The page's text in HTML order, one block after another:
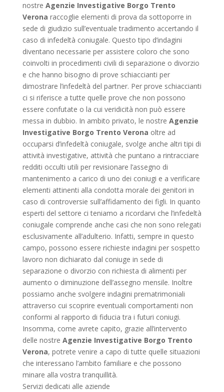
nostre Agenzie Investigative Borgo Trento
Verona raccoglie elementi di prova da sottoporre in
sede di giudizio sull’eventuale tradimento accertando il
caso di infedeltà coniugale. Questo tipo d’indagini
diventano necessarie per assistere coloro che sono
coinvolti in procedimenti civili di separazione o divorzio
e che hanno bisogno di prove schiaccianti per
dimostrare l’infedeltà del partner. Per prove schiaccianti
ci si riferisce a tutte quelle prove che non possono
essere confutate o la cui veridicità non può essere
messa in dubbio. In ambito privato, le nostre Agenzie
Investigative Borgo Trento Verona oltre ad
occuparsi d’infedeltà coniugale, svolge anche altri tipi di
attività investigative, attività che puntano a rintracciare
redditi occulti utili per revisionare l’assegno di
mantenimento a carico di uno dei coniugi e a verificare
elementi attinenti alla condotta morale dei genitori in
caso di controversie sull’affidamento dei figli. In quanto
esperti del settore ci teniamo a ricordarvi che l’infedeltà
coniugale comprende anche casi che non sono relegati
esclusivamente all’adulterio. Infatti, sempre in questo
campo, possono essere richieste indagini per sospetto
lavoro non dichiarato dal coniuge in sede di
separazione o divorzio con richiesta di alimenti per
aumento o diminuzione dell’assegno mensile. Inoltre
possiamo anche svolgere indagini prematrimoniali
attraverso cui scoprire eventuali comportamenti non
conformi al rapporto di fiducia tra i futuri coniugi.
Insomma, come avrete capito, grazie all’intervento
delle nostre Agenzie Investigative Borgo Trento
Verona, potrete venire a capo di tutte quelle situazioni
che interessano l’ambito familiare e che possono
minare alla vostra tranquillità.
Servizi dedicati alle aziende